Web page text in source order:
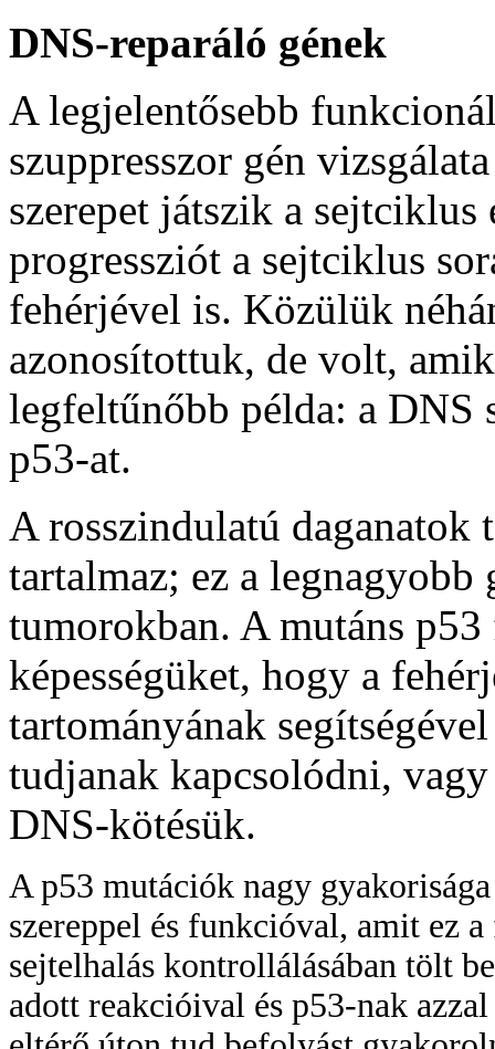
DNS-reparáló gének
A legjelentősebb
szuppresszor gén
szerepet játszik a
progressziót a sejtciklus
fehérjével is. Közülük
azonosítottuk, de volt,
legfeltűnőbb példa: a DNS
p53-at.
A rosszindulatú daganatok
tartalmaz; ez a
tumorokban. A mutáns
képességüket, hogy a
tartományának
tudjanak kapcsolódni,
DNS-kötésük.
A p53 mutációk nagy
szereppel és funkcióval, amit ez
sejtelhalás kontrollálásában tölt
adott reakcióival és p53-nak